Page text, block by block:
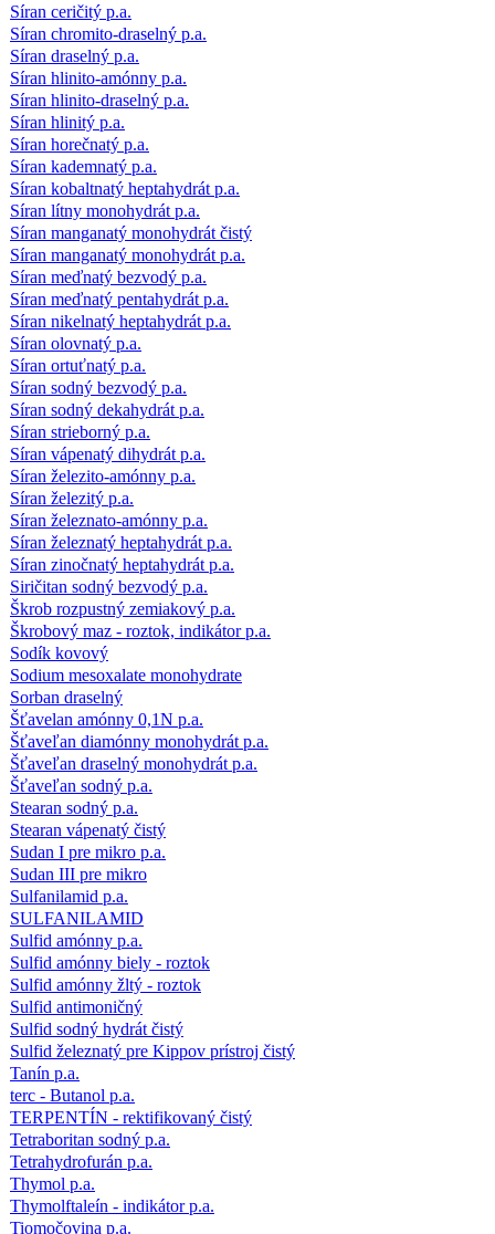
Síran ceričitý p.a.
Síran chromito-draselný p.a.
Síran draselný p.a.
Síran hlinito-amónny p.a.
Síran hlinito-draselný p.a.
Síran hlinitý p.a.
Síran horečnatý p.a.
Síran kademnatý p.a.
Síran kobaltnatý heptahydrát p.a.
Síran lítny monohydrát p.a.
Síran manganatý monohydrát čistý
Síran manganatý monohydrát p.a.
Síran meďnatý bezvodý p.a.
Síran meďnatý pentahydrát p.a.
Síran nikelnatý heptahydrát p.a.
Síran olovnatý p.a.
Síran ortuťnatý p.a.
Síran sodný bezvodý p.a.
Síran sodný dekahydrát p.a.
Síran strieborný p.a.
Síran vápenatý dihydrát p.a.
Síran železito-amónny p.a.
Síran železitý p.a.
Síran železnato-amónny p.a.
Síran železnatý heptahydrát p.a.
Síran zinočnatý heptahydrát p.a.
Siričitan sodný bezvodý p.a.
Škrob rozpustný zemiakový p.a.
Škrobový maz - roztok, indikátor p.a.
Sodík kovový
Sodium mesoxalate monohydrate
Sorban draselný
Šťavelan amónny 0,1N p.a.
Šťaveľan diamónny monohydrát p.a.
Šťaveľan draselný monohydrát p.a.
Šťaveľan sodný p.a.
Stearan sodný p.a.
Stearan vápenatý čistý
Sudan I pre mikro p.a.
Sudan III pre mikro
Sulfanilamid p.a.
SULFANILAMID
Sulfid amónny p.a.
Sulfid amónny biely - roztok
Sulfid amónny žltý - roztok
Sulfid antimoničný
Sulfid sodný hydrát čistý
Sulfid železnatý pre Kippov prístroj čistý
Tanín p.a.
terc - Butanol p.a.
TERPENTÍN - rektifikovaný čistý
Tetraboritan sodný p.a.
Tetrahydrofurán p.a.
Thymol p.a.
Thymolftaleín - indikátor p.a.
Tiomočovina p.a.